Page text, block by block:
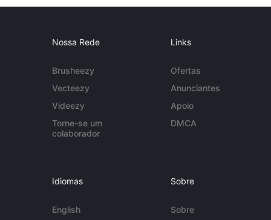
Nossa Rede
Brusheezy
Vecteezy
Videezy
Torne-se um
colaborador
Links
Ofertas
Anunciantes
Apoio
DMCA
Idiomas
English
Sobre
Sobre